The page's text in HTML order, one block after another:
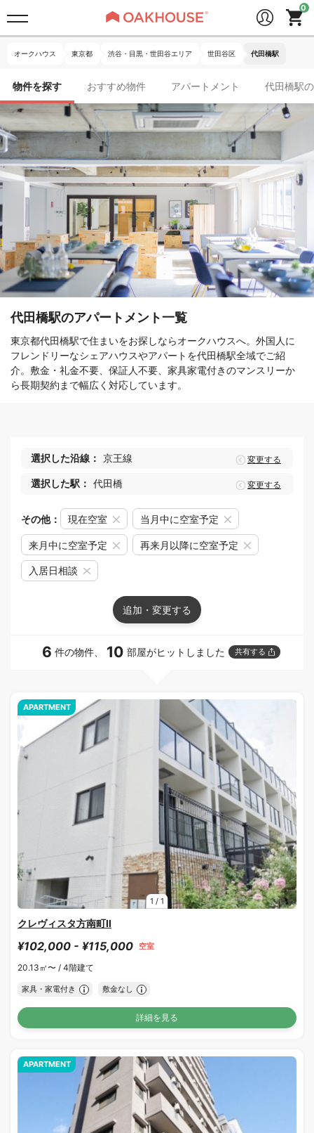
オークハウス 東京都 渋谷・目黒・世田谷エリア 世田谷区 代田橋駅
物件を探す おすすめ物件 アパートメント 代田橋駅
代田橋駅のアパートメント一覧
東京都代田橋駅で住まいをお探しならオークハウスへ。外国人に
フレンドリーなシェアハウスやアパートを代田橋駅全域でご紹
介。敷金・礼金不要、保証人不要、家具家電付きのマンスリーか
ら長期契約まで幅広く対応しています。
選択した沿線： 京王線 変更する
選択した駅： 代田橋 変更する
その他： 現在空室 当月中に空室予定
来月中に空室予定 再来月以降に空室予定
入居日相談
追加・変更する
6 件の物件、 10 部屋がヒットしました 共有する
1 / 1
APARTMENT
クレヴィスタ方南町Ⅱ
¥102,000 - ¥115,000 空室
20.13㎡〜 / 4階建て
家具・家電付き 敷金なし
詳細を見る
APARTMENT